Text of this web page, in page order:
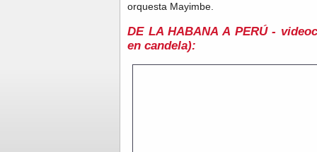
orquesta Mayimbe.
DE LA HABANA A PERÚ -
en candela):